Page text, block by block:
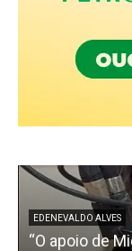
EDENEVALDO ALVES
“O apoio de